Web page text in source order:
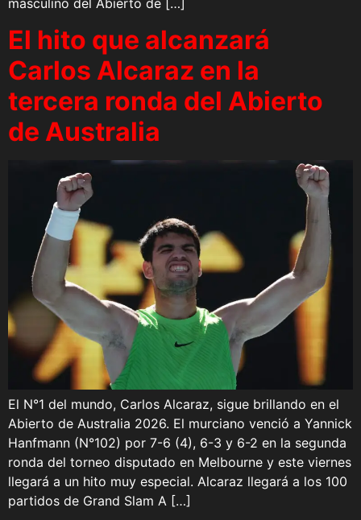
masculino del Abierto de […]
El hito que alcanzará
Carlos Alcaraz en la
tercera ronda del Abierto
de Australia
El N°1 del mundo, Carlos Alcaraz, sigue brillando en el
Abierto de Australia 2026. El murciano venció a Yannick
Hanfmann (N°102) por 7-6 (4), 6-3 y 6-2 en la segunda
ronda del torneo disputado en Melbourne y este viernes
llegará a un hito muy especial. Alcaraz llegará a los 100
partidos de Grand Slam A […]